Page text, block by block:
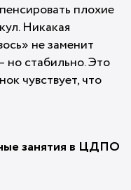
плохие
Никакая
не заменит
но стабильно. Это
чувствует, что
занятия в ЦДПО